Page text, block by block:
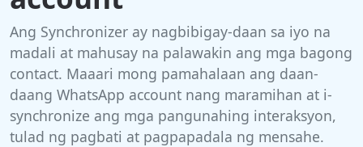
Ang Synchronizer ay nagbibigay-daan sa iyo na
madali at mahusay na palawakin ang mga bagong
contact. Maaari mong pamahalaan ang daan-
daang WhatsApp account nang maramihan at i-
synchronize ang mga pangunahing interaksyon,
tulad ng pagbati at pagpapadala ng mensahe.